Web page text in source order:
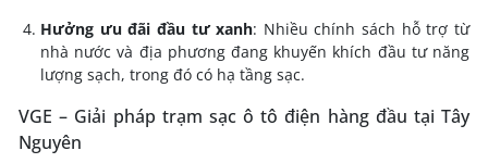
Hưởng ưu đãi đầu tư xanh: Nhiều chính sách hỗ trợ từ
nhà nước và địa phương đang khuyến khích đầu tư năng
lượng sạch, trong đó có hạ tầng sạc.
VGE – Giải pháp trạm sạc ô tô điện hàng đầu tại Tây
Nguyên